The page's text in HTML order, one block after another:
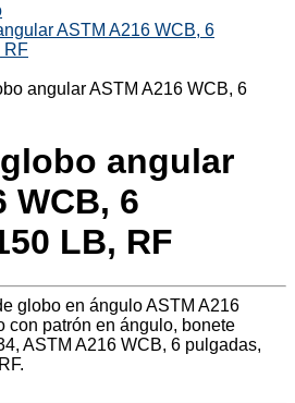
ASTM A216 WCB, 6
RF
angular
WCB, 6
LB, RF
globo en ángulo ASTM A216
con patrón en ángulo, bonete
ASTM A216 WCB, 6 pulgadas,